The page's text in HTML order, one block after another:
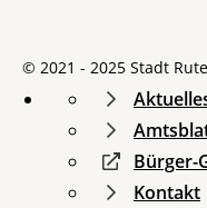
© 2021 - 2025 Stadt
Bürger-
Kontakt